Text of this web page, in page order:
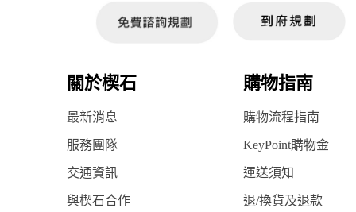
關於楔石 購物指南
最新消息 購物流程指南
服務團隊 KeyPoint購物金
交通資訊 運送須知
與楔石合作 退/換貨及退款